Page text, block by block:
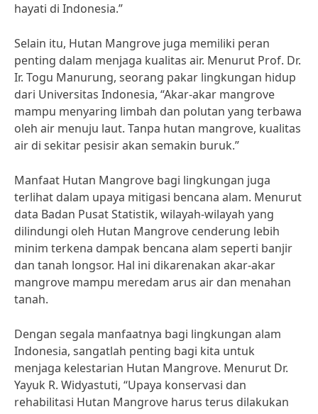
hayati di Indonesia.”
Selain itu, Hutan Mangrove juga memiliki peran
penting dalam menjaga kualitas air. Menurut Prof. Dr.
Ir. Togu Manurung, seorang pakar lingkungan hidup
dari Universitas Indonesia, “Akar-akar mangrove
mampu menyaring limbah dan polutan yang terbawa
oleh air menuju laut. Tanpa hutan mangrove, kualitas
air di sekitar pesisir akan semakin buruk.”
Manfaat Hutan Mangrove bagi lingkungan juga
terlihat dalam upaya mitigasi bencana alam. Menurut
data Badan Pusat Statistik, wilayah-wilayah yang
dilindungi oleh Hutan Mangrove cenderung lebih
minim terkena dampak bencana alam seperti banjir
dan tanah longsor. Hal ini dikarenakan akar-akar
mangrove mampu meredam arus air dan menahan
tanah.
Dengan segala manfaatnya bagi lingkungan alam
Indonesia, sangatlah penting bagi kita untuk
menjaga kelestarian Hutan Mangrove. Menurut Dr.
Yayuk R. Widyastuti, “Upaya konservasi dan
rehabilitasi Hutan Mangrove harus terus dilakukan